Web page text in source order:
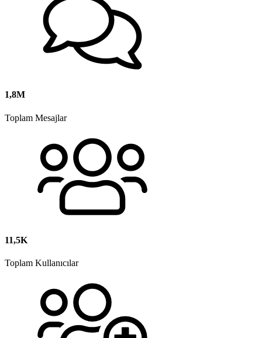
1,8M
Toplam Mesajlar
11,5K
Toplam Kullanıcılar